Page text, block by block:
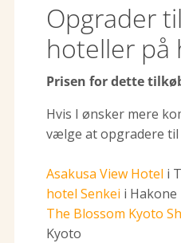
Opgrader
hoteller på
Prisen for dette
Hvis I ønsker mere
vælge at opgradere
Asakusa View Hotel i
hotel Senkei i Hakone
The Blossom Kyoto
Kyoto